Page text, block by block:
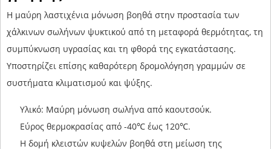
Η μαύρη λαστιχένια μόνωση βοηθά στην προστασία των
χάλκινων σωλήνων ψυκτικού από τη μεταφορά θερμότητας, τη
συμπύκνωση υγρασίας και τη φθορά της εγκατάστασης.
Υποστηρίζει επίσης καθαρότερη δρομολόγηση γραμμών σε
συστήματα κλιματισμού και ψύξης.
Υλικό: Μαύρη μόνωση σωλήνα από καουτσούκ.
Εύρος θερμοκρασίας από -40℃ έως 120℃.
Η δομή κλειστών κυψελών βοηθά στη μείωση της